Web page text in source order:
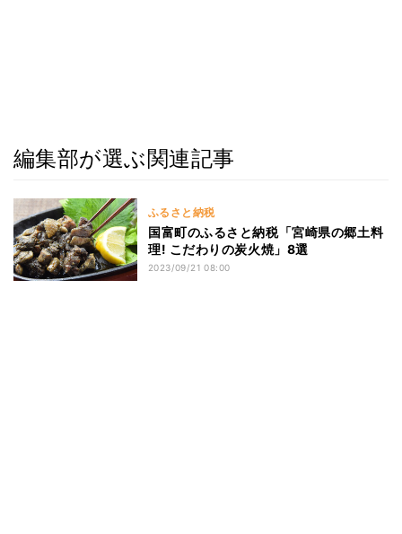
編集部が選ぶ関連記事
ふるさと納税
国富町のふるさと納税「宮崎県の郷土料
理! こだわりの炭火焼」8選
2023/09/21 08:00